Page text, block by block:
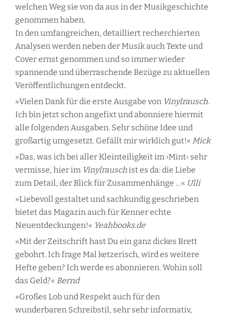
welchen Weg sie von da aus in der Musikgeschichte
genommen haben.
In den umfangreichen, detailliert recherchierten
Analysen werden neben der Musik auch Texte und
Cover ernst genommen und so immer wieder
spannende und überraschende Bezüge zu aktuellen
Veröffentlichungen entdeckt.
»Vielen Dank für die erste Ausgabe von Vinylrausch.
Ich bin jetzt schon angefixt und abonniere hiermit
alle folgenden Ausgaben. Sehr schöne Idee und
großartig umgesetzt. Gefällt mir wirklich gut!« Mick
»Das, was ich bei aller Kleinteiligkeit im ›Mint‹ sehr
vermisse, hier im Vinylrauschist es da: die Liebe
zum Detail, der Blick für Zusammenhänge …« Ulli
»Liebevoll gestaltet und sachkundig geschrieben
bietet das Magazin auch für Kenner echte
Neuentdeckungen!« Yeahbooks.de
»Mit der Zeitschrift hast Du ein ganz dickes Brett
gebohrt. Ich frage Mal ketzerisch, wird es weitere
Hefte geben? Ich werde es abonnieren. Wohin soll
das Geld?« Bernd
»Großes Lob und Respekt auch für den
wunderbaren Schreibstil, sehr sehr informativ,